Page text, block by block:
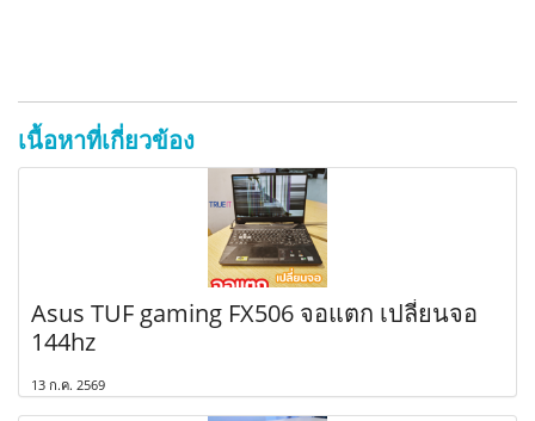
เนื้อหาที่เกี่ยวข้อง
Asus TUF gaming FX506 จอแตก เปลี่ยนจอ
144hz
13 ก.ค. 2569